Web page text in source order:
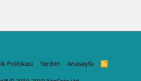
Politikası Yardım Anasayfa
R